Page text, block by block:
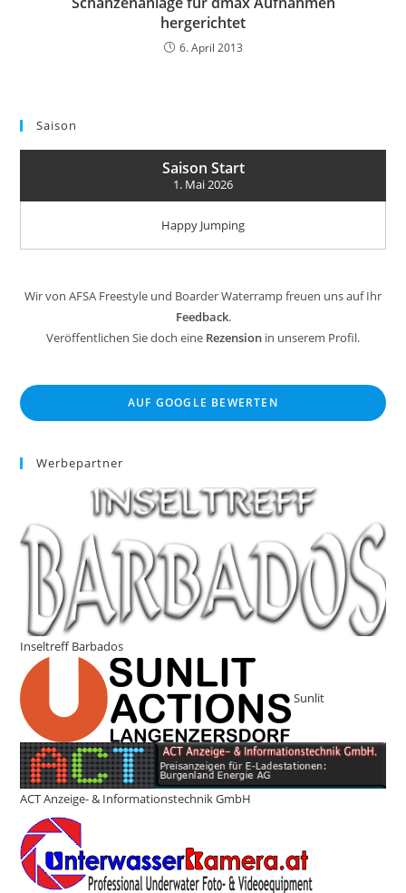
hergerichtet
6. April 2013
Saison
Saison Start
1. Mai 2026
Happy Jumping
Wir von AFSA Freestyle und Boarder Waterramp freuen uns auf Ihr
Feedback.
Veröffentlichen Sie doch eine Rezension in unserem Profil.
AUF GOOGLE BEWERTEN
Werbepartner
Inseltreff Barbados
Sunlit
ACT Anzeige- & Informationstechnik GmbH